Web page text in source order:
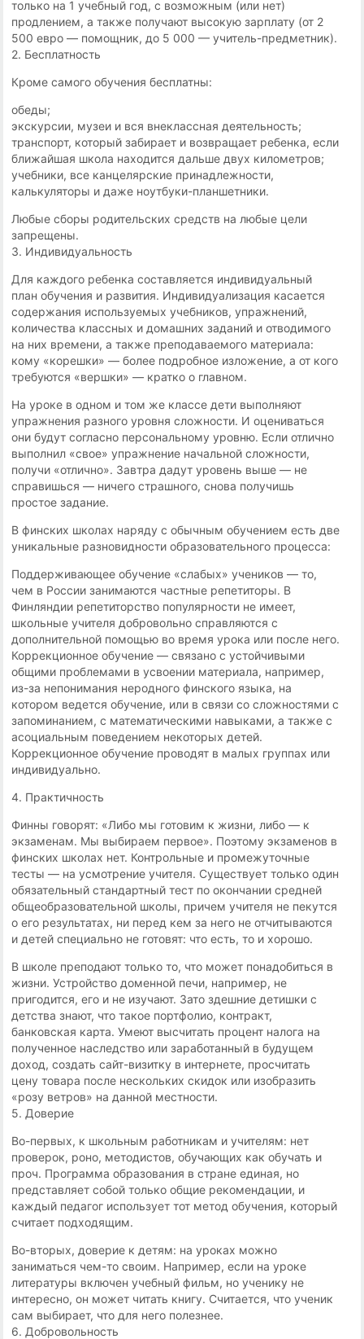
только на 1 учебный год, с возможным (или нет)
продлением, а также получают высокую зарплату (от 2
500 евро — помощник, до 5 000 — учитель-предметник).
2. Бесплатность
Кроме самого обучения бесплатны:
обеды;
экскурсии, музеи и вся внеклассная деятельность;
транспорт, который забирает и возвращает ребенка, если
ближайшая школа находится дальше двух километров;
учебники, все канцелярские принадлежности,
калькуляторы и даже ноутбуки-планшетники.
Любые сборы родительских средств на любые цели
запрещены.
3. Индивидуальность
Для каждого ребенка составляется индивидуальный
план обучения и развития. Индивидуализация касается
содержания используемых учебников, упражнений,
количества классных и домашних заданий и отводимого
на них времени, а также преподаваемого материала:
кому «корешки» — более подробное изложение, а от кого
требуются «вершки» — кратко о главном.
На уроке в одном и том же классе дети выполняют
упражнения разного уровня сложности. И оцениваться
они будут согласно персональному уровню. Если отлично
выполнил «свое» упражнение начальной сложности,
получи «отлично». Завтра дадут уровень выше — не
справишься — ничего страшного, снова получишь
простое задание.
В финских школах наряду с обычным обучением есть две
уникальные разновидности образовательного процесса:
Поддерживающее обучение «слабых» учеников — то,
чем в России занимаются частные репетиторы. В
Финляндии репетиторство популярности не имеет,
школьные учителя добровольно справляются с
дополнительной помощью во время урока или после него.
Коррекционное обучение — связано с устойчивыми
общими проблемами в усвоении материала, например,
из-за непонимания неродного финского языка, на
котором ведется обучение, или в связи со сложностями с
запоминанием, с математическими навыками, а также с
асоциальным поведением некоторых детей.
Коррекционное обучение проводят в малых группах или
индивидуально.
4. Практичность
Финны говорят: «Либо мы готовим к жизни, либо — к
экзаменам. Мы выбираем первое». Поэтому экзаменов в
финских школах нет. Контрольные и промежуточные
тесты — на усмотрение учителя. Существует только один
обязательный стандартный тест по окончании средней
общеобразовательной школы, причем учителя не пекутся
о его результатах, ни перед кем за него не отчитываются
и детей специально не готовят: что есть, то и хорошо.
В школе преподают только то, что может понадобиться в
жизни. Устройство доменной печи, например, не
пригодится, его и не изучают. Зато здешние детишки с
детства знают, что такое портфолио, контракт,
банковская карта. Умеют высчитать процент налога на
полученное наследство или заработанный в будущем
доход, создать сайт-визитку в интернете, просчитать
цену товара после нескольких скидок или изобразить
«розу ветров» на данной местности.
5. Доверие
Во-первых, к школьным работникам и учителям: нет
проверок, роно, методистов, обучающих как обучать и
проч. Программа образования в стране единая, но
представляет собой только общие рекомендации, и
каждый педагог использует тот метод обучения, который
считает подходящим.
Во-вторых, доверие к детям: на уроках можно
заниматься чем-то своим. Например, если на уроке
литературы включен учебный фильм, но ученику не
интересно, он может читать книгу. Считается, что ученик
сам выбирает, что для него полезнее.
6. Добровольность